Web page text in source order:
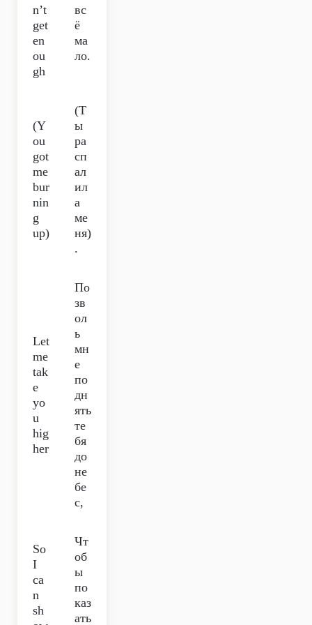
n’t
get
en
ou
gh
вс
ё
ма
ло.
(Y
ou
got
me
bur
nin
g
up)
(Т
ы
ра
сп
ал
ил
а
ме
ня)
.
Let
me
tak
e
yo
u
hig
her
По
зв
ол
ь
мн
е
по
дн
ять
те
бя
до
не
бе
с,
So
I
ca
n
sh
Чт
об
ы
по
каз
ать